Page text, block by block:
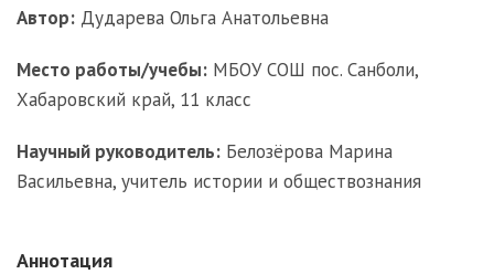
Автор: Дударева Ольга Анатольевна
Место работы/учебы: МБОУ СОШ пос. Санболи,
Хабаровский край, 11 класс
Научный руководитель: Белозёрова Марина
Васильевна, учитель истории и обществознания
Аннотация